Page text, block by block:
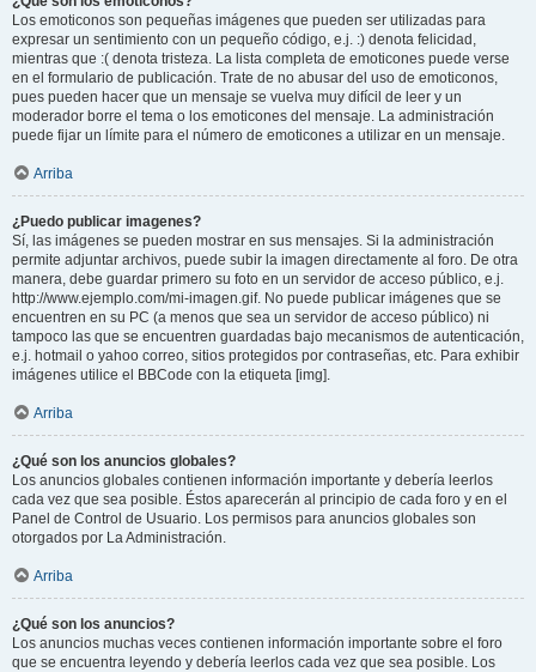
Los emoticonos son pequeñas imágenes que pueden ser utilizadas para
expresar un sentimiento con un pequeño código, e.j. :) denota felicidad,
mientras que :( denota tristeza. La lista completa de emoticones puede verse
en el formulario de publicación. Trate de no abusar del uso de emoticonos,
pues pueden hacer que un mensaje se vuelva muy difícil de leer y un
moderador borre el tema o los emoticones del mensaje. La administración
puede fijar un límite para el número de emoticones a utilizar en un mensaje.
Arriba
¿Puedo publicar imagenes?
Sí, las imágenes se pueden mostrar en sus mensajes. Si la administración
permite adjuntar archivos, puede subir la imagen directamente al foro. De otra
manera, debe guardar primero su foto en un servidor de acceso público, e.j.
http://www.ejemplo.com/mi-imagen.gif. No puede publicar imágenes que se
encuentren en su PC (a menos que sea un servidor de acceso público) ni
tampoco las que se encuentren guardadas bajo mecanismos de autenticación,
e.j. hotmail o yahoo correo, sitios protegidos por contraseñas, etc. Para exhibir
imágenes utilice el BBCode con la etiqueta [img].
Arriba
¿Qué son los anuncios globales?
Los anuncios globales contienen información importante y debería leerlos
cada vez que sea posible. Éstos aparecerán al principio de cada foro y en el
Panel de Control de Usuario. Los permisos para anuncios globales son
otorgados por La Administración.
Arriba
¿Qué son los anuncios?
Los anuncios muchas veces contienen información importante sobre el foro
que se encuentra leyendo y debería leerlos cada vez que sea posible. Los